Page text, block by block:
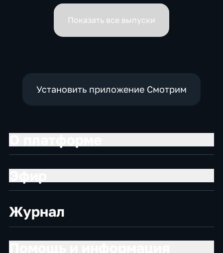
вице-премьеров
Показать все выпуски
Установить приложение Смотрим
Журнал